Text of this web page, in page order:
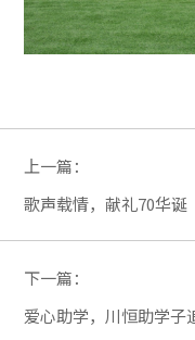
上一篇：
歌声载情，献礼70华诞
下一篇：
爱心助学，川恒助学子